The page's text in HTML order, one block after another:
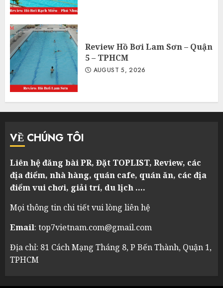
Review Hồ Bơi Lam Sơn – Quận
5 – TPHCM
AUGUST 5, 2026
VỀ CHÚNG TÔI
Liên hệ đăng bài PR, Đặt TOPLIST, Review, các
địa điểm, nhà hàng, quán cafe, quán ăn, các địa
điểm vui chơi, giải trí, du lịch ….
Mọi thông tin chi tiết vui lòng liên hệ
Email: top7vietnam.com@gmail.com
Địa chỉ: 81 Cách Mạng Tháng 8, P Bến Thành, Quận 1,
TPHCM